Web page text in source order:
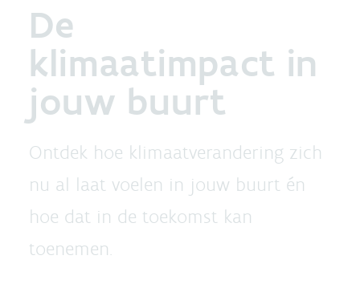
De
klimaatimpact in
jouw buurt
Ontdek hoe klimaatverandering zich
nu al laat voelen in jouw buurt én
hoe dat in de toekomst kan
toenemen.